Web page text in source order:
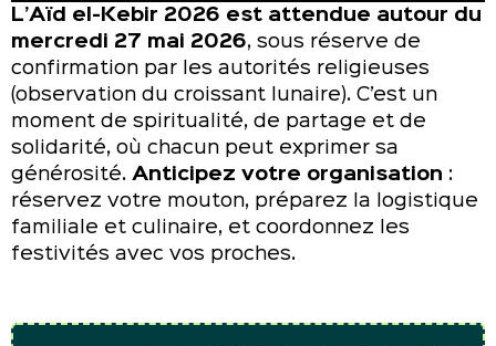
L’Aïd el-Kebir 2026 est attendue autour du
mercredi 27 mai 2026, sous réserve de
confirmation par les autorités religieuses
(observation du croissant lunaire). C’est un
moment de spiritualité, de partage et de
solidarité, où chacun peut exprimer sa
générosité. Anticipez votre organisation :
réservez votre mouton, préparez la logistique
familiale et culinaire, et coordonnez les
festivités avec vos proches.